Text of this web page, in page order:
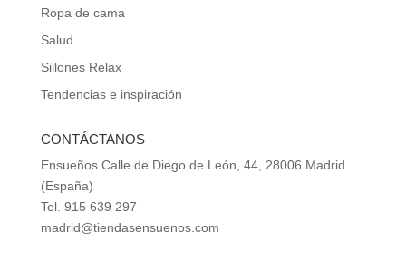
Ropa de cama
Salud
Sillones Relax
Tendencias e inspiración
CONTÁCTANOS
Ensueños Calle de Diego de León, 44, 28006 Madrid
(España)
Tel. 915 639 297
madrid@tiendasensuenos.com